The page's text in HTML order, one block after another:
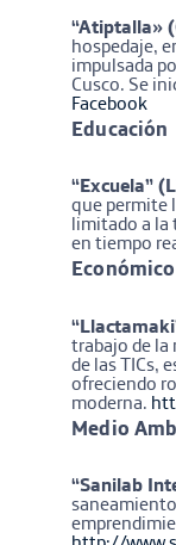
“Atiptalla»
hospedaje,
impulsada
Cusco. Se
Facebook
Educación
“Excuela”
que permite
limitado a la
en tiempo
trabajo de la
de las TICs,
ofreciendo
moderna.
Medio
“Sanilab